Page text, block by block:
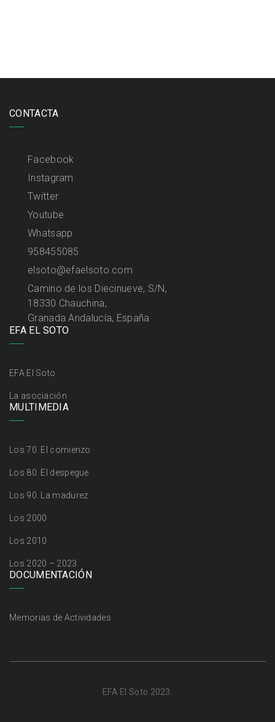
CONTACTA
Facebook
Instagram
Twitter
Youtube
Whatsapp
958455085
elsoto@efaelsoto.com
Camino de los Diecinueve, S/N,
18330 Chauchina,
Granada Andalucía, España
EFA EL SOTO
EFA El Soto
La asociación
MULTIMEDIA
Los 70. El comienzo
Los 80. El despegue
Los 90. La madurez
Los 2000
Los 2010
Los 2020 – 2023
DOCUMENTACIÓN
Memorias de Actividades
EFA El Soto 2023.